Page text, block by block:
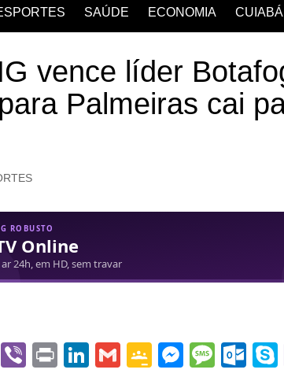
SAÚDE ECONOMIA CUIABÁ
vence líder
Palmeiras cai
T
Vi Pr Li G
G
M M O